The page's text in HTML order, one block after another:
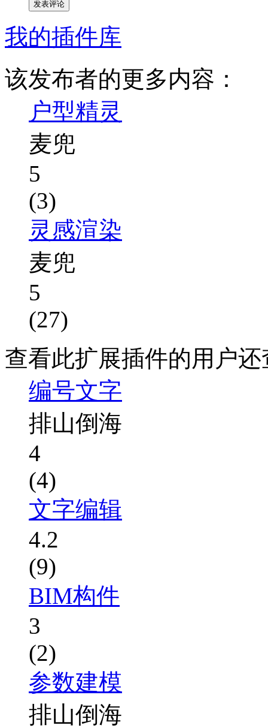
发表评论
我的插件库
该发布者的更多内容：
户型精灵
麦兜
5
(3)
灵感渲染
麦兜
5
(27)
查看此扩展插件的用户
编号文字
排山倒海
4
(4)
文字编辑
4.2
(9)
BIM构件
3
(2)
参数建模
排山倒海